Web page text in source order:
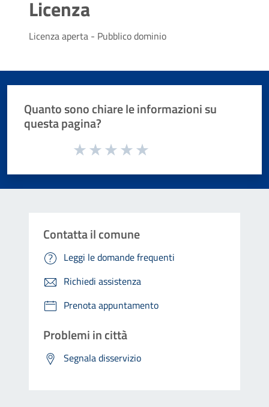
Licenza
Licenza aperta - Pubblico dominio
Quanto sono chiare le informazioni su
questa pagina?
Valuta da 1 a 5 stelle la pagina
Contatta il comune
Leggi le domande frequenti
Richiedi assistenza
Prenota appuntamento
Problemi in città
Segnala disservizio